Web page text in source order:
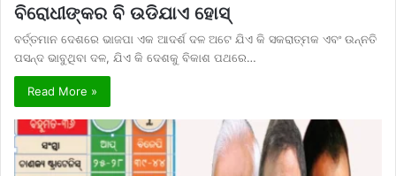
ବିରୋଧୀଙ୍କର ବି ଉଡିଯାଏ ହୋସ୍
ବର୍ତ୍ତମାନ ଦେଶରେ ଭାଜପା ଏକ ଆଦର୍ଶ ଦଳ ଅଟେ ଯିଏ କି ସକରାତ୍ମକ ଏବଂ ଉନ୍ନତି
ପସନ୍ଦ ଭାବୁଥିବା ଦଳ, ଯିଏ କି ଦେଶକୁ ବିକାଶ ପଥରେ…
Read More »